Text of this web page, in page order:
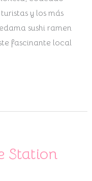
y los más
sushi ramen
fascinante local
Station